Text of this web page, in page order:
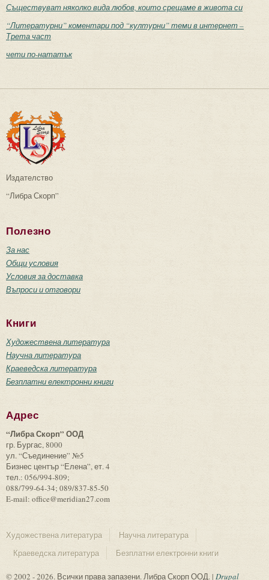
Съществуват няколко вида любов, които срещаме в живота си
“Литературни” коментари под “културни” теми в интернет –
Трета част
чети по-нататък
Издателство
“Либра Скорп”
Полезно
За нас
Общи условия
Условия за доставка
Въпроси и отговори
Книги
Художествена литература
Научна литература
Краеведска литература
Безплатни електронни книги
Адрес
“Либра Скорп” ООД
гр. Бургас, 8000
ул. “Съединение” №5
Бизнес център “Елена”, ет. 4
тел.: 056/994-809;
088/799-64-34; 089/837-85-50
E-mail: office@meridian27.com
Художествена литература
Научна литература
Краеведска литература
Безплатни електронни книги
© 2002 - 2026. Всички права запазени. Либра Скорп ООД. | Drupal